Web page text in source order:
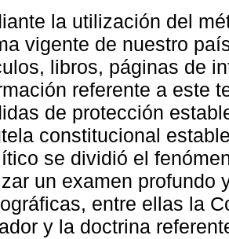
la utilización del
vigente de nuestro
libros, páginas de
referente a este
de protección
constitucional
se dividió el
un examen profundo
entre ellas la
y la doctrina